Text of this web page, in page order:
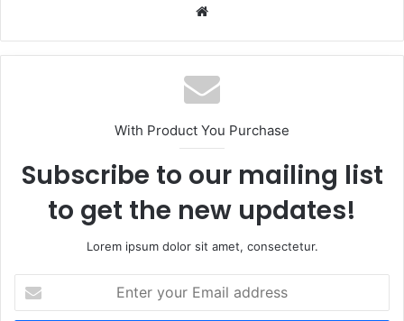
Website
With Product You Purchase
Subscribe to our mailing list
to get the new updates!
Lorem ipsum dolor sit amet, consectetur.
your